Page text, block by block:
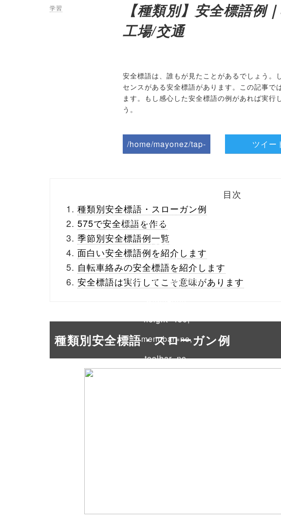
学習
【種類別】安全標語例
工場/交通
安全標語は、誰もが見たことがあるでしょう。
センスがある安全標語があります。この記事
ます。もし感心した安全標語の例があれば実行
う。
/home/mayonez/tap-
_theme/parts/sns-
buttons.php on line
/1026779"
onclick="window.open
(this.href, 'Gwindow',
height=450,
menubar=no,
toolbar=no,
ツイー
目次
種類別安全標語・スローガン例
575で安全標語を作る
季節別安全標語例一覧
面白い安全標語例を紹介します
自転車絡みの安全標語を紹介します
安全標語は実行してこそ意味があります
種類別安全標語・スローガン例